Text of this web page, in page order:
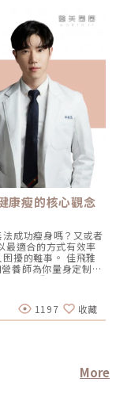
康瘦的核心觀念
成功瘦身嗎？又或者
最適合的方式有效率
擾的難事。 佳飛雅
養師為你量身定制專
減重門診到底是
康瘦身方式是什麼
哪一個部位最難瘦？
粉絲專頁👉佳飛雅醫
注👉鄭瑞德醫師IG
1197 收藏
More